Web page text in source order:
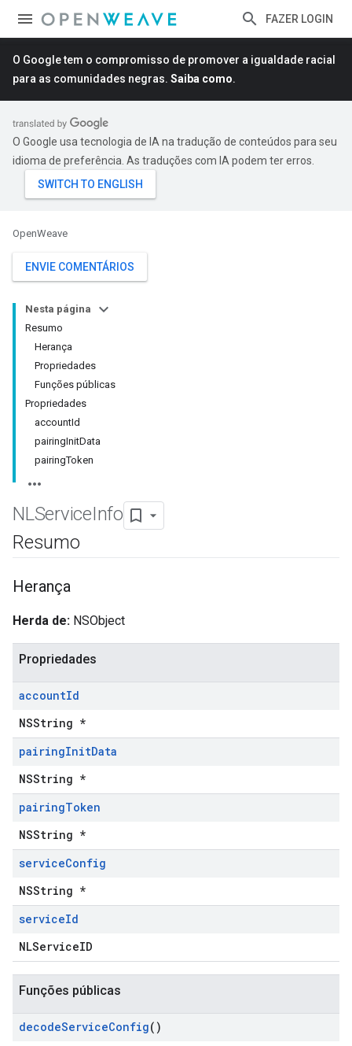
FAZER LOGIN
O Google tem o compromisso de promover a igualdade racial
para as comunidades negras. Saiba como.
O Google usa tecnologia de IA na tradução de conteúdos para seu
idioma de preferência. As traduções com IA podem ter erros.
OpenWeave
ENVIE COMENTÁRIOS
Nesta página
Resumo
Herança
Propriedades
Funções públicas
Propriedades
accountId
pairingInitData
pairingToken
NLServiceInfo
Resumo
Herança
Herda de: NSObject
Propriedades
accountId
NSString *
pairingInitData
NSString *
pairingToken
NSString *
serviceConfig
NSString *
serviceId
NLServiceID
Funções públicas
decodeServiceConfig()